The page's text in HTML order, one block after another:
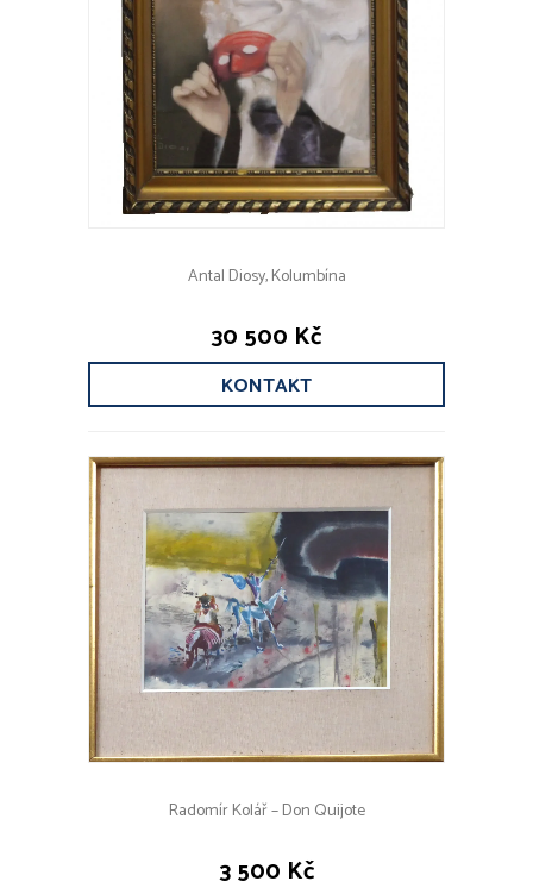
Antal Diosy, Kolumbína
30 500 Kč
KONTAKT
Radomír Kolář – Don Quijote
3 500 Kč